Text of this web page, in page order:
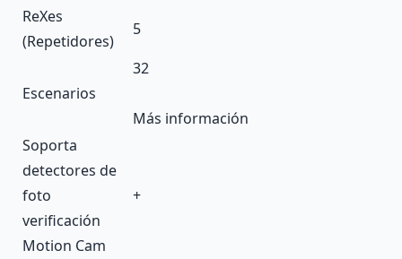
ReXes
(Repetidores)
5
Escenarios
32
Más información
Soporta
detectores de
foto
verificación
Motion Cam
+